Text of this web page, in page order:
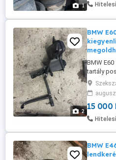
1
2
BMW
BMW
tartály
15 000
BMW